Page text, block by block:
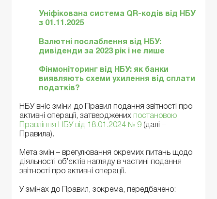
Уніфікована система QR-кодів від НБУ
з 01.11.2025
Валютні послаблення від НБУ:
дивіденди за 2023 рік і не лише
Фінмоніторинг від НБУ: як банки
виявляють схеми ухилення від сплати
податків?
НБУ вніс зміни до Правил подання звітності про
активні операції, затверджених постановою
Правління НБУ від 18.01.2024 № 9 (далі –
Правила).
Мета змін – врегулювання окремих питань щодо
діяльності об’єктів нагляду в частині подання
звітності про активні операції.
У змінах до Правил, зокрема, передбачено: